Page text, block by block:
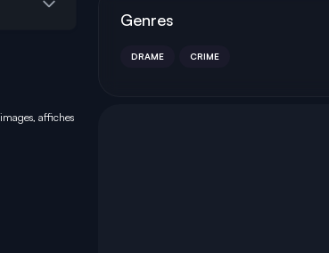
affiches
Genres
DRAME CRIME